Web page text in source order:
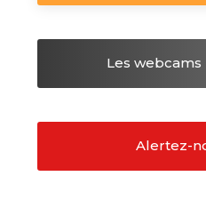
Les webcams
Alertez-